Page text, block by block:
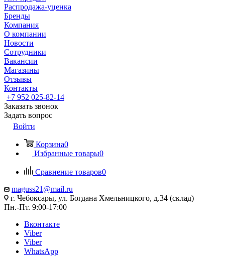
Распродажа-уценка
Бренды
Компания
О компании
Новости
Сотрудники
Вакансии
Магазины
Отзывы
Контакты
+7 952 025-82-14
Заказать звонок
Задать вопрос
Войти
Корзина0
Избранные товары0
Сравнение товаров0
maguss21@mail.ru
г. Чебоксары, ул. Богдана Хмельницкого, д.34 (склад)
Пн.-Пт. 9:00-17:00
Вконтакте
Viber
Viber
WhatsApp